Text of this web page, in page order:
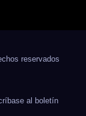
reservados
al boletín